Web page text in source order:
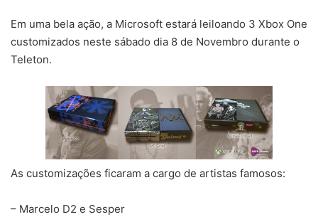
Em uma bela ação, a Microsoft estará leiloando 3 Xbox One
customizados neste sábado dia 8 de Novembro durante o
Teleton.
As customizações ficaram a cargo de artistas famosos:
– Marcelo D2 e Sesper